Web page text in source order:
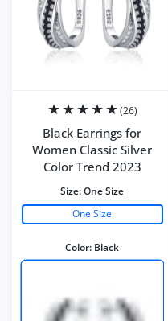
(26)
Black Earrings for
Women Classic Silver
Color Trend 2023
Size:One Size
One Size
Color: Black